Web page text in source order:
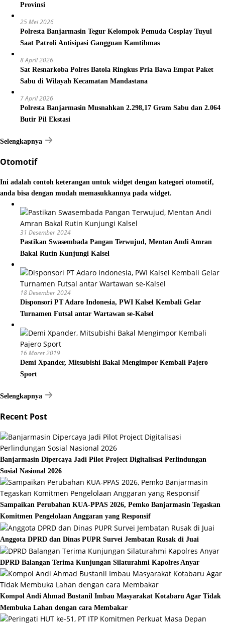
Provinsi
25 Mei 2026
Polresta Banjarmasin Tegur Kelompok Pemuda Cosplay Tuyul
Saat Patroli Antisipasi Gangguan Kamtibmas
8 April 2026
Sat Resnarkoba Polres Batola Ringkus Pria Bawa Empat Paket
Sabu di Wilayah Kecamatan Mandastana
7 April 2026
Polresta Banjarmasin Musnahkan 2.298,17 Gram Sabu dan 2.064
Butir Pil Ekstasi
Selengkapnya
Otomotif
Ini adalah contoh keterangan untuk widget dengan kategori otomotif,
anda bisa dengan mudah memasukkannya pada widget.
31 Desember 2024
Pastikan Swasembada Pangan Terwujud, Mentan Andi Amran
Bakal Rutin Kunjungi Kalsel
18 Desember 2024
Disponsori PT Adaro Indonesia, PWI Kalsel Kembali Gelar
Turnamen Futsal antar Wartawan se-Kalsel
16 Maret 2019
Demi Xpander, Mitsubishi Bakal Mengimpor Kembali Pajero
Sport
Selengkapnya
Recent Post
Banjarmasin Dipercaya Jadi Pilot Project Digitalisasi Perlindungan
Sosial Nasional 2026
Sampaikan Perubahan KUA-PPAS 2026, Pemko Banjarmasin Tegaskan
Komitmen Pengelolaan Anggaran yang Responsif
Anggota DPRD dan Dinas PUPR Survei Jembatan Rusak di Juai
DPRD Balangan Terima Kunjungan Silaturahmi Kapolres Anyar
Kompol Andi Ahmad Bustanil Imbau Masyarakat Kotabaru Agar Tidak
Membuka Lahan dengan cara Membakar